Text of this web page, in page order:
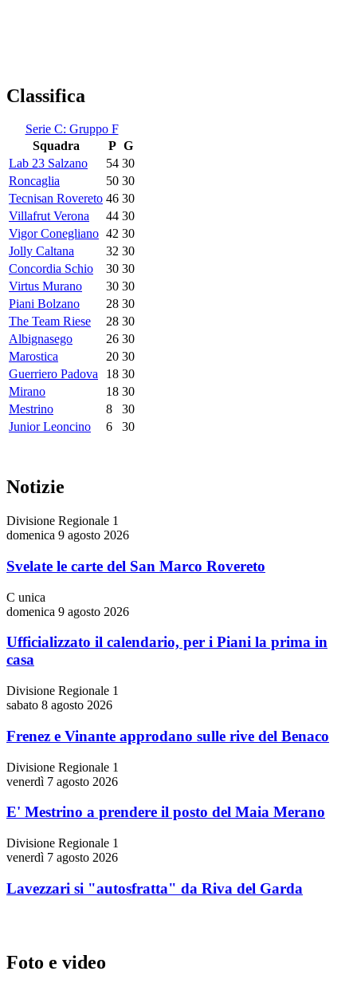
Classifica
Serie C: Gruppo F
Squadra
P G
Lab 23 Salzano
54 30
Roncaglia
50 30
Tecnisan Rovereto 46 30
Villafrut Verona
44 30
Vigor Conegliano 42 30
Jolly Caltana
32 30
Concordia Schio
30 30
Virtus Murano
30 30
Piani Bolzano
28 30
The Team Riese
28 30
Albignasego
26 30
Marostica
20 30
Guerriero Padova
18 30
Mirano
18 30
Mestrino
8
30
Junior Leoncino
6 30
Notizie
Divisione Regionale 1
domenica 9 agosto 2026
Svelate le carte del San Marco Rovereto
C unica
domenica 9 agosto 2026
Ufficializzato il calendario, per i Piani la prima in
casa
Divisione Regionale 1
sabato 8 agosto 2026
Frenez e Vinante approdano sulle rive del Benaco
Divisione Regionale 1
venerdì 7 agosto 2026
E' Mestrino a prendere il posto del Maia Merano
Divisione Regionale 1
venerdì 7 agosto 2026
Lavezzari si "autosfratta" da Riva del Garda
Foto e video